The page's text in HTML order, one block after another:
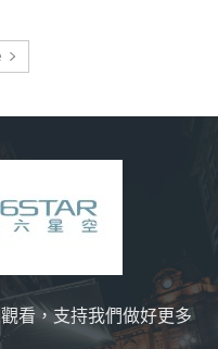
看，支持我們做好更多